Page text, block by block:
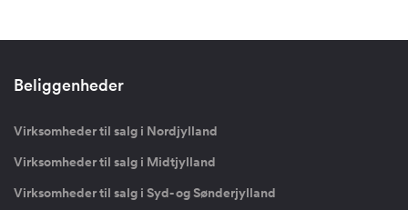
Beliggenheder
Virksomheder til salg i Nordjylland
Virksomheder til salg i Midtjylland
Virksomheder til salg i Syd- og Sønderjylland